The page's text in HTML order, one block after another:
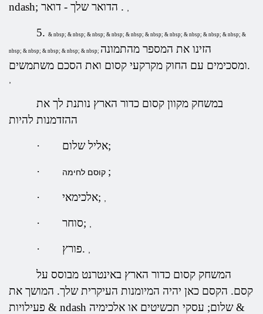
ndash;
הדוארשלך - .
5.& nbsp; & nbsp; & nbsp; & nbsp; & nbsp; & nbsp; & nbsp; & nbsp; & nbsp; & nbsp; &
nbsp; & nbsp; & nbsp; & nbsp; & nbsp; הזינו את המספר מהתמונה
ומסכימים עם החוק מקרקעי קסום ואת הסכם משתמשים.
במשחק מקוון קסום כדור הארץ נותנת לך את
ההזדמנות להיות
· אליל שלום;
· ;
· אלכימאי;
· סוחר;
· פורץ.
המשחק קסום כדור הארץ באינטרנט מבוסס על
קסם. הקסם כאן יהיה המיומנות העיקרית שלך. המושך את
פעילויות & ndash שלום; עסקי תכשיטים או אלכימיה &